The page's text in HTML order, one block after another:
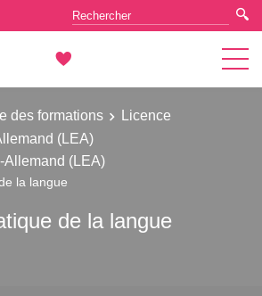
des formations
Licence
(LEA)
Allemand (LEA)
la langue
de la langue